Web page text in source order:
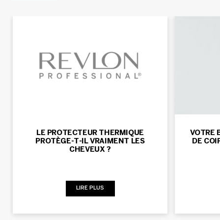
LE PROTECTEUR THERMIQUE
PROTÈGE-T-IL VRAIMENT LES
CHEVEUX ?
LIRE PLUS
VOTRE
DE